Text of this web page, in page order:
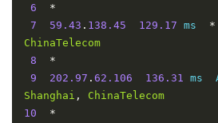
6
*
7
59.43 . 138.45 129.17 ms *
ChinaTelecom
8
*
9
202.97 . 62.106 136.31 ms
Shanghai ,
ChinaTelecom
10
*